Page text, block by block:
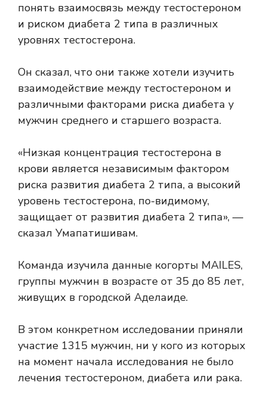
понять взаимосвязь между тестостероном
и риском диабета 2 типа в различных
уровнях тестостерона.
Он сказал, что они также хотели изучить
взаимодействие между тестостероном и
различными факторами риска диабета у
мужчин среднего и старшего возраста.
«Низкая концентрация тестостерона в
крови является независимым фактором
риска развития диабета 2 типа, а высокий
уровень тестостерона, по-видимому,
защищает от развития диабета 2 типа», —
сказал Умапатишивам.
Команда изучила данные когорты MAILES,
группы мужчин в возрасте от 35 до 85 лет,
живущих в городской Аделаиде.
В этом конкретном исследовании приняли
участие 1315 мужчин, ни у кого из которых
на момент начала исследования не было
лечения тестостероном, диабета или рака.